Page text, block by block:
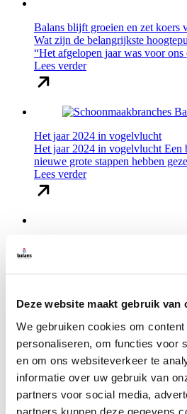
Deze website maakt gebruik van
We gebruiken cookies om
personaliseren, om functies voor
en om ons websiteverkeer te
informatie over uw gebruik van
partners voor social media,
partners kunnen deze gegevens
Balans blijft groeien en zet koers
Wat zijn de belangrijkste
“Het afgelopen jaar was voor ons
Lees verder
Het jaar 2024 in vogelvlucht
Het jaar 2024 in vogelvlucht Een
nieuwe grote stappen hebben
Lees verder
Korte terugblik op het jaar 2023
Home